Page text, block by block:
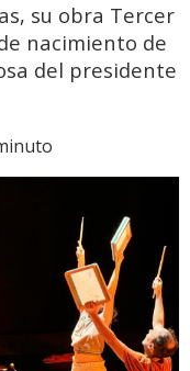
su obra Tercer
nacimiento de
del presidente